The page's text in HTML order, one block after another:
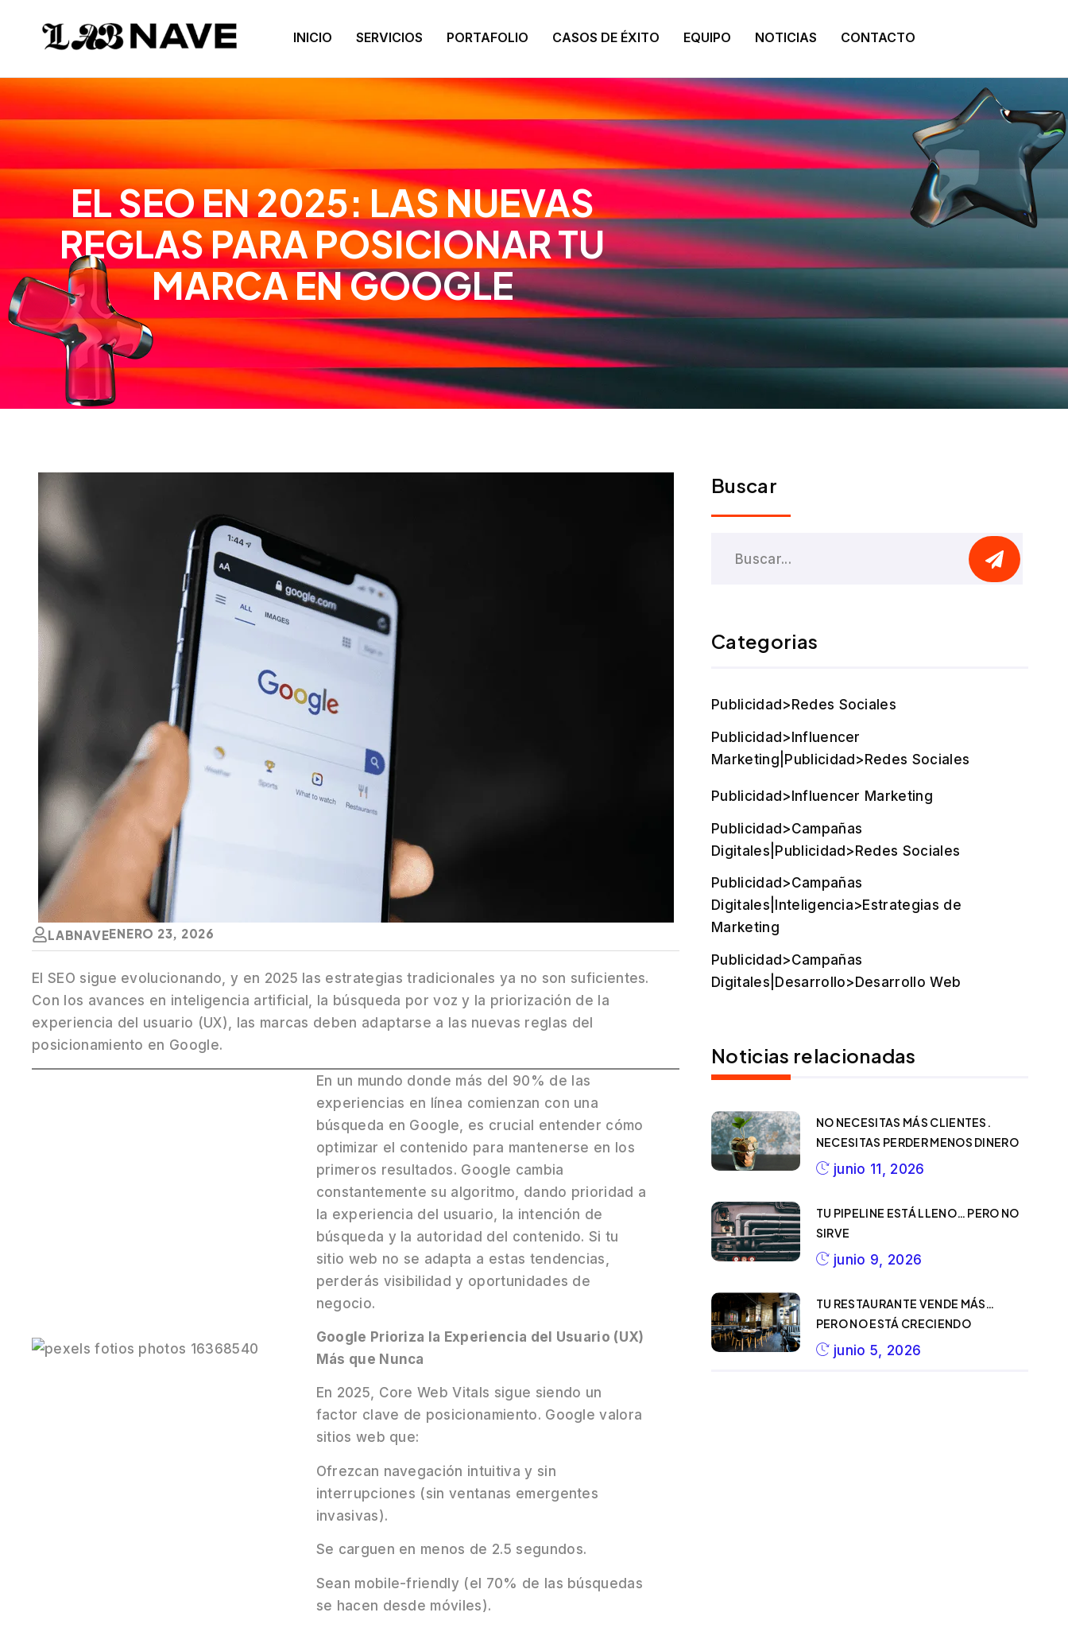
INICIO SERVICIOS PORTAFOLIO CASOS DE ÉXITO EQUIPO NOTICIAS CONTACTO
EL SEO EN 2025: LAS NUEVAS
REGLAS PARA POSICIONAR TU
MARCA EN GOOGLE
LABNAVEENERO 23, 2026
El SEO sigue evolucionando, y en 2025 las estrategias tradicionales ya no son suficientes.
Con los avances en inteligencia artificial, la búsqueda por voz y la priorización de la
experiencia del usuario (UX), las marcas deben adaptarse a las nuevas reglas del
posicionamiento en Google.
En un mundo donde más del 90% de las
experiencias en línea comienzan con una
búsqueda en Google, es crucial entender cómo
optimizar el contenido para mantenerse en los
primeros resultados. Google cambia
constantemente su algoritmo, dando prioridad a
la experiencia del usuario, la intención de
búsqueda y la autoridad del contenido. Si tu
sitio web no se adapta a estas tendencias,
perderás visibilidad y oportunidades de
negocio.
Google Prioriza la Experiencia del Usuario (UX)
Más que Nunca
En 2025, Core Web Vitals sigue siendo un
factor clave de posicionamiento. Google valora
sitios web que:
Ofrezcan navegación intuitiva y sin
interrupciones (sin ventanas emergentes
invasivas).
Se carguen en menos de 2.5 segundos.
Sean mobile-friendly (el 70% de las búsquedas
se hacen desde móviles).
Buscar
Categorias
Publicidad>Redes Sociales
Publicidad>Influencer
Marketing|Publicidad>Redes Sociales
Publicidad>Influencer Marketing
Publicidad>Campañas
Digitales|Publicidad>Redes Sociales
Publicidad>Campañas
Digitales|Inteligencia>Estrategias de
Marketing
Publicidad>Campañas
Digitales|Desarrollo>Desarrollo Web
Noticias relacionadas
NO NECESITAS MÁS CLIENTES.
NECESITAS PERDER MENOS DINERO
junio 11, 2026
TU PIPELINE ESTÁ LLENO… PERO NO
SIRVE
junio 9, 2026
TU RESTAURANTE VENDE MÁS…
PERO NO ESTÁ CRECIENDO
junio 5, 2026